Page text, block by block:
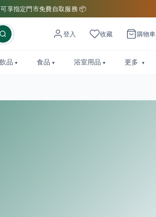
享指定門市免費自取服務 📦
登入 收藏 購物車
飲品 食品 浴室用品 更多